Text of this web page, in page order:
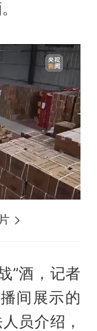
”酒，记者
间展示的
员介绍，